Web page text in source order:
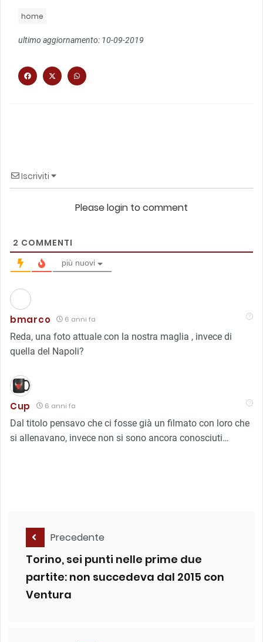
home
ultimo aggiornamento: 10-09-2019
Iscriviti
Please login to comment
2 COMMENTI
più nuovi
bmarco 6 anni fa
Reda, una foto attuale con la nostra maglia , invece di
quella del Napoli?
Cup 6 anni fa
Dal titolo pensavo che ci fosse già un filmato con loro che
si allenavano, invece non si sono ancora conosciuti…
Precedente
Torino, sei punti nelle prime due
partite: non succedeva dal 2015 con
Ventura